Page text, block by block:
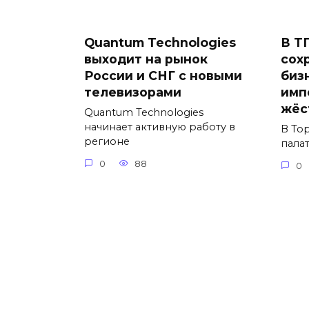
Quantum Technologies
выходит на рынок
России и СНГ с новыми
телевизорами
Quantum Technologies
начинает активную работу в
регионе
0 88
В
В
0